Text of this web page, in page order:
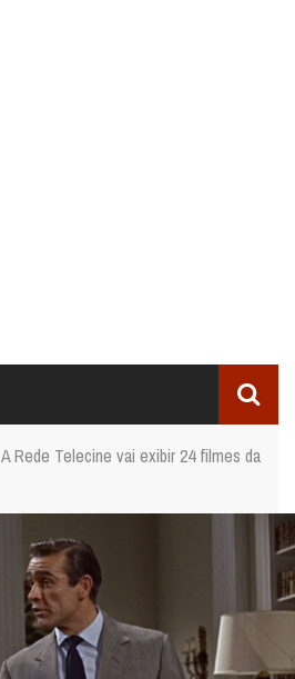
A Rede Telecine vai exibir 24 filmes da